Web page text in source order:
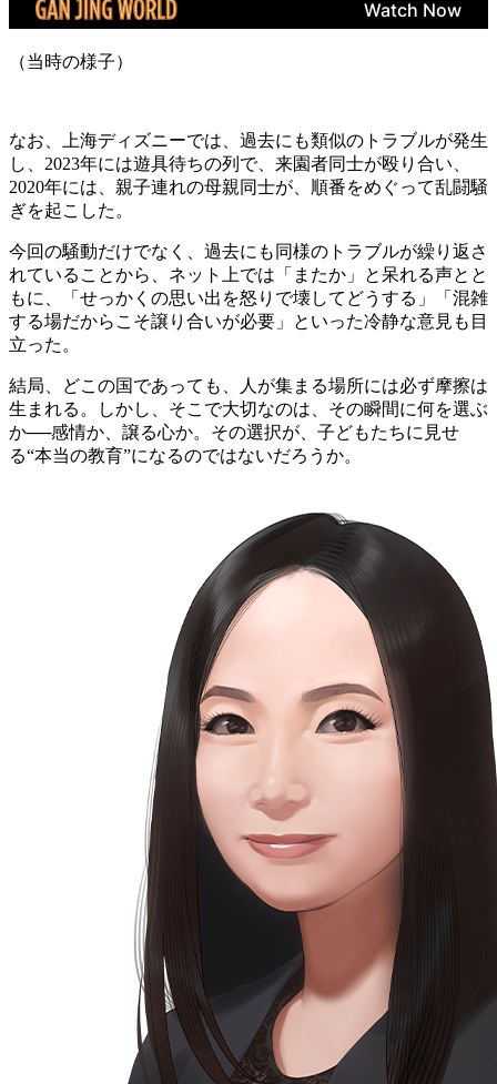
（当時の様子）
なお、上海ディズニーでは、過去にも類似のトラブルが発生
し、2023年には遊具待ちの列で、来園者同士が殴り合い、
2020年には、親子連れの母親同士が、順番をめぐって乱闘騒
ぎを起こした。
今回の騒動だけでなく、過去にも同様のトラブルが繰り返さ
れていることから、ネット上では「またか」と呆れる声とと
もに、「せっかくの思い出を怒りで壊してどうする」「混雑
する場だからこそ譲り合いが必要」といった冷静な意見も目
立った。
結局、どこの国であっても、人が集まる場所には必ず摩擦は
生まれる。しかし、そこで大切なのは、その瞬間に何を選ぶ
か──感情か、譲る心か。その選択が、子どもたちに見せ
る“本当の教育”になるのではないだろうか。